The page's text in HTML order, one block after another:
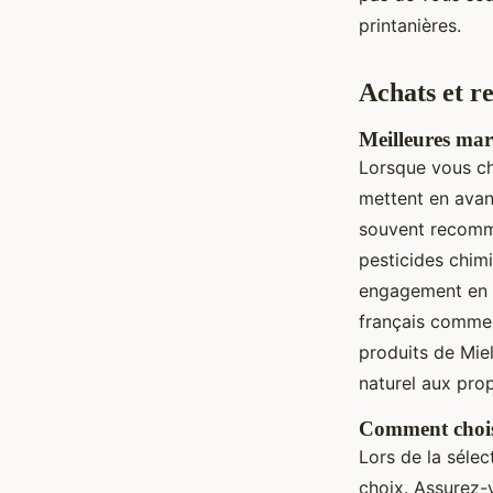
printanières.
Achats et
Meilleures
Lorsque vous
mettent en
souvent
pesticides
engagement
français
produits de
naturel aux
Comment
Lors de la
choix.